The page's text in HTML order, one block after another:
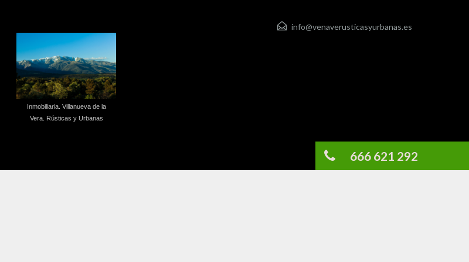
info@venaverusticasyurbanas.es
Inmobiliaria. Villanueva de la
Vera. Rústicas y Urbanas
666 621 292